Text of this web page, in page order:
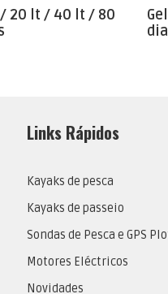
20 lt / 40 lt / 80
Links Rápidos
Kayaks de pesca
Kayaks de passeio
Sondas de Pesca e GPS
Motores Eléctricos
Novidades